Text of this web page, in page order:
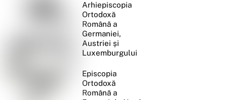
Arhiepiscopia
Ortodoxă
Română a
Germaniei,
Austriei și
Luxemburgului
Episcopia
Ortodoxă
Română a